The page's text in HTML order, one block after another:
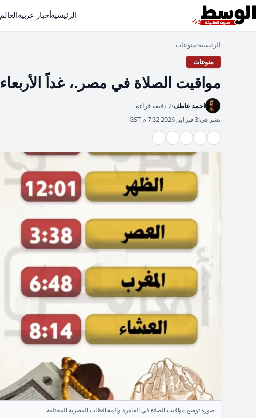
الرئيسيةأخبار عربيةالعالم
الرئيسية/منوعات
منوعات
مواقيت الصلاة في مصر.، غداً الأربعاء 4 فبراير 2026
احمد عاطف2 دقيقة قراءة
نشر في:3 فبراير, 2026 7:32 م GST
صورة توضح مواقيت الصلاة في القاهرة والمحافظات المصرية المختلفة.